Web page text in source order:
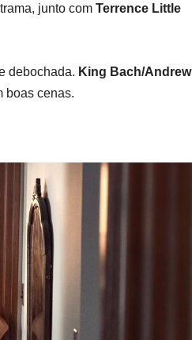
junto com Terrence Little
debochada. King Bach/Andrew
boas cenas.